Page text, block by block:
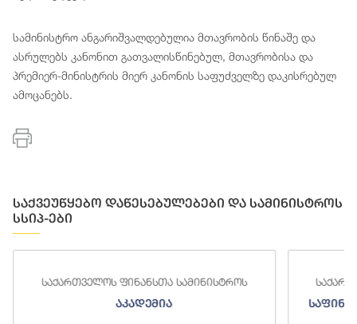
სამინისტრო ანგარიშვალდებულია მთავრობის წინაშე და
ასრულებს კანონით გათვალისწინებულ, მთავრობისა და
პრემიერ-მინისტრის მიერ კანონის საფუძველზე დაკისრებულ
ამოცანებს.
საქვეუწყებო დაწესებულებები და სამინისტროს
სსიპ-ები
საქართველოს ფინანსთა სამინისტროს
აკადემია